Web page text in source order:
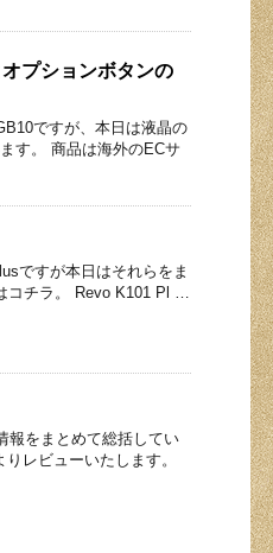
プションボタンの
ですが、本日は液晶の
す。 商品は海外のECサ
ですが本日はそれらをま
コチラ。 Revo K101 Pl …
報をまとめて総括してい
レビューいたします。